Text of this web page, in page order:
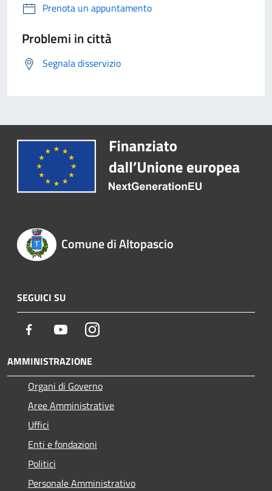
Prenota un appuntamento
Problemi in città
Segnala disservizio
Comune di Altopascio
SEGUICI SU
Facebook YoutubeInstagram
AMMINISTRAZIONE
Organi di Governo
Aree Amministrative
Uffici
Enti e fondazioni
Politici
Personale Amministrativo